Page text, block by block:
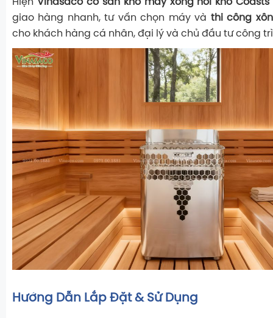
giao hàng nhanh, tư vấn chọn máy và thi công
cho khách hàng cá nhân, đại lý và chủ đầu tư công
Hướng Dẫn Lắp Đặt & Sử Dụng